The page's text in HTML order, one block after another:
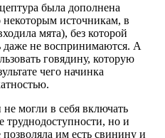
была дополнена
некоторым источникам, в
мята), без которой
не воспринимаются. А
говядину, которую
чего начинка
могли в себя включать
труднодоступности, но и
им есть свинину и